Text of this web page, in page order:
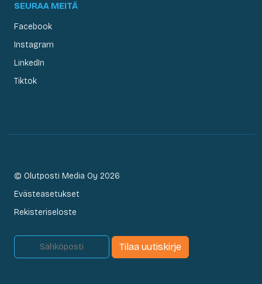
SEURAA MEITÄ
Facebook
Instagram
LinkedIn
Tiktok
© Olutposti Media Oy 2026
Evästeasetukset
Rekisteriseloste
Tilaa uutiskirje